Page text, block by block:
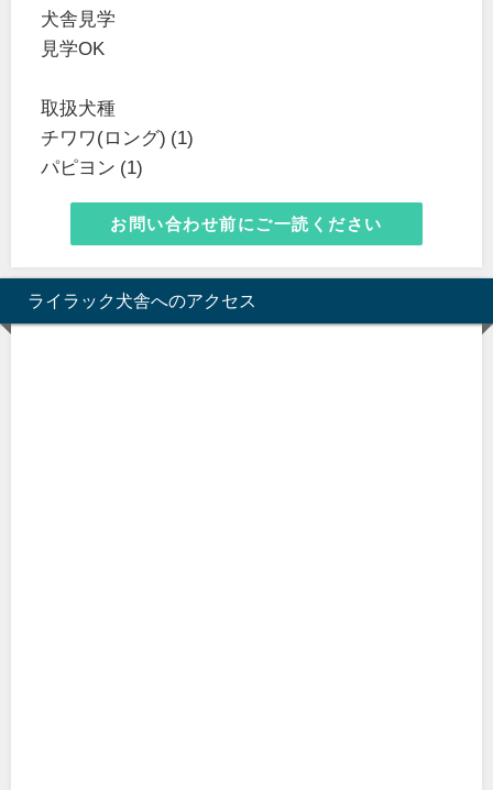
犬舎見学
見学OK
取扱犬種
チワワ(ロング) (1)
パピヨン (1)
お問い合わせ前にご一読ください
ライラック犬舎へのアクセス